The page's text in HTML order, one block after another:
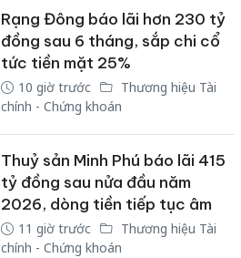
Rạng Đông báo lãi hơn 230 tỷ
đồng sau 6 tháng, sắp chi cổ
tức tiền mặt 25%
10 giờ trước
Thương hiệu Tài
chính - Chứng khoán
Thuỷ sản Minh Phú báo lãi 415
tỷ đồng sau nửa đầu năm
2026, dòng tiền tiếp tục âm
11 giờ trước
Thương hiệu Tài
chính - Chứng khoán